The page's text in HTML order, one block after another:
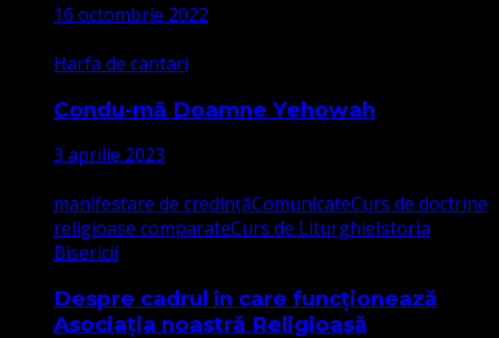
16 octombrie 2022
Harfa de cantari
Condu-mă Doamne Yehowah
3 aprilie 2023
manifestare de credințăComunicateCurs de doctrine
religioase comparateCurs de LiturghieIstoria
Bisericii
Despre cadrul în care funcționează
Asociația noastră Religioasă